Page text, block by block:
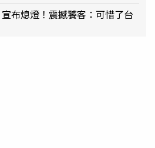
布熄燈！震撼饕客：可惜了台